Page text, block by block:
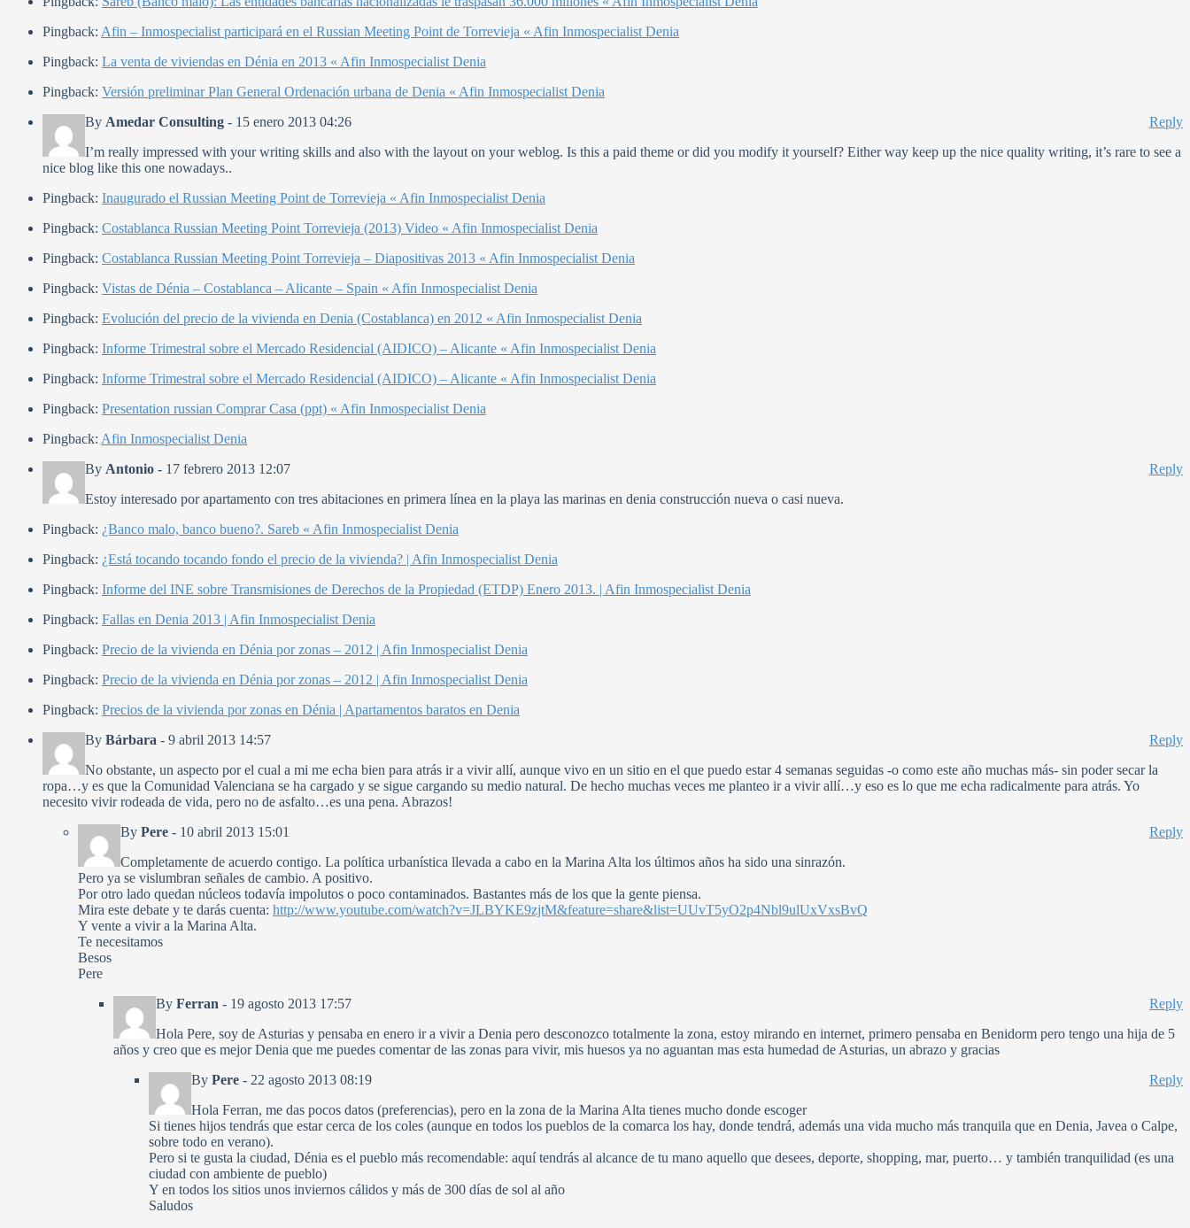
Pingback: Afin – Inmospecialist participará en el Russian Meeting Point de Torrevieja « Afin Inmospecialist Denia
Pingback: La venta de viviendas en Dénia en 2013 « Afin Inmospecialist Denia
Pingback: Versión preliminar Plan General Ordenación urbana de Denia « Afin Inmospecialist Denia
By Amedar Consulting - 15 enero 2013 04:26
Reply
I’m really impressed with your writing skills and also with the layout on your weblog. Is this a paid theme or did you modify it yourself? Either way keep up the nice quality writing, it’s rare to see a
nice blog like this one nowadays..
Pingback: Inaugurado el Russian Meeting Point de Torrevieja « Afin Inmospecialist Denia
Pingback: Costablanca Russian Meeting Point Torrevieja (2013) Video « Afin Inmospecialist Denia
Pingback: Costablanca Russian Meeting Point Torrevieja – Diapositivas 2013 « Afin Inmospecialist Denia
Pingback: Vistas de Dénia – Costablanca – Alicante – Spain « Afin Inmospecialist Denia
Pingback: Evolución del precio de la vivienda en Denia (Costablanca) en 2012 « Afin Inmospecialist Denia
Pingback: Informe Trimestral sobre el Mercado Residencial (AIDICO) – Alicante « Afin Inmospecialist Denia
Pingback: Informe Trimestral sobre el Mercado Residencial (AIDICO) – Alicante « Afin Inmospecialist Denia
Pingback: Presentation russian Comprar Casa (ppt) « Afin Inmospecialist Denia
Pingback: Afin Inmospecialist Denia
By Antonio - 17 febrero 2013 12:07
Reply
Estoy interesado por apartamento con tres abitaciones en primera línea en la playa las marinas en denia construcción nueva o casi nueva.
Pingback: ¿Banco malo, banco bueno?. Sareb « Afin Inmospecialist Denia
Pingback: ¿Está tocando tocando fondo el precio de la vivienda? | Afin Inmospecialist Denia
Pingback: Informe del INE sobre Transmisiones de Derechos de la Propiedad (ETDP) Enero 2013. | Afin Inmospecialist Denia
Pingback: Fallas en Denia 2013 | Afin Inmospecialist Denia
Pingback: Precio de la vivienda en Dénia por zonas – 2012 | Afin Inmospecialist Denia
Pingback: Precio de la vivienda en Dénia por zonas – 2012 | Afin Inmospecialist Denia
Pingback: Precios de la vivienda por zonas en Dénia | Apartamentos baratos en Denia
By Bárbara - 9 abril 2013 14:57
Reply
No obstante, un aspecto por el cual a mi me echa bien para atrás ir a vivir allí, aunque vivo en un sitio en el que puedo estar 4 semanas seguidas -o como este año muchas más- sin poder secar la
ropa…y es que la Comunidad Valenciana se ha cargado y se sigue cargando su medio natural. De hecho muchas veces me planteo ir a vivir allí…y eso es lo que me echa radicalmente para atrás. Yo
necesito vivir rodeada de vida, pero no de asfalto…es una pena. Abrazos!
By Pere - 10 abril 2013 15:01
Reply
Completamente de acuerdo contigo. La política urbanística llevada a cabo en la Marina Alta los últimos años ha sido una sinrazón.
Pero ya se vislumbran señales de cambio. A positivo.
Por otro lado quedan núcleos todavía impolutos o poco contaminados. Bastantes más de los que la gente piensa.
Mira este debate y te darás cuenta: http://www.youtube.com/watch?v=JLBYKE9zjtM&feature=share&list=UUvT5yO2p4Nbl9ulUxVxsBvQ
Y vente a vivir a la Marina Alta.
Te necesitamos
Besos
Pere
By Ferran - 19 agosto 2013 17:57
Reply
Hola Pere, soy de Asturias y pensaba en enero ir a vivir a Denia pero desconozco totalmente la zona, estoy mirando en internet, primero pensaba en Benidorm pero tengo una hija de 5
años y creo que es mejor Denia que me puedes comentar de las zonas para vivir, mis huesos ya no aguantan mas esta humedad de Asturias, un abrazo y gracias
By Pere - 22 agosto 2013 08:19
Reply
Hola Ferran, me das pocos datos (preferencias), pero en la zona de la Marina Alta tienes mucho donde escoger
Si tienes hijos tendrás que estar cerca de los coles (aunque en todos los pueblos de la comarca los hay, donde tendrá, además una vida mucho más tranquila que en Denia, Javea o Calpe,
sobre todo en verano).
Pero si te gusta la ciudad, Dénia es el pueblo más recomendable: aquí tendrás al alcance de tu mano aquello que desees, deporte, shopping, mar, puerto… y también tranquilidad (es una
ciudad con ambiente de pueblo)
Y en todos los sitios unos inviernos cálidos y más de 300 días de sol al año
Saludos